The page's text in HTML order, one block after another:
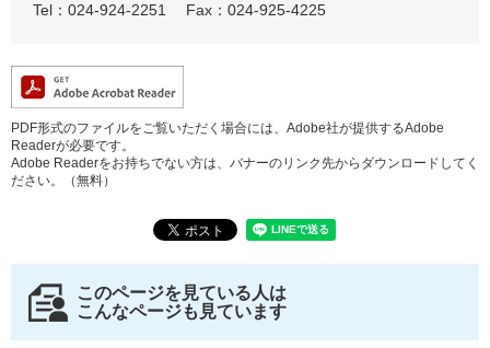
Tel：024-924-2251
Fax：024-925-4225
PDF形式のファイルをご覧いただく場合には、Adobe社が提供するAdobe
Readerが必要です。
Adobe Readerをお持ちでない方は、バナーのリンク先からダウンロードしてく
ださい。（無料）
このページを見ている人は
こんなページも見ています